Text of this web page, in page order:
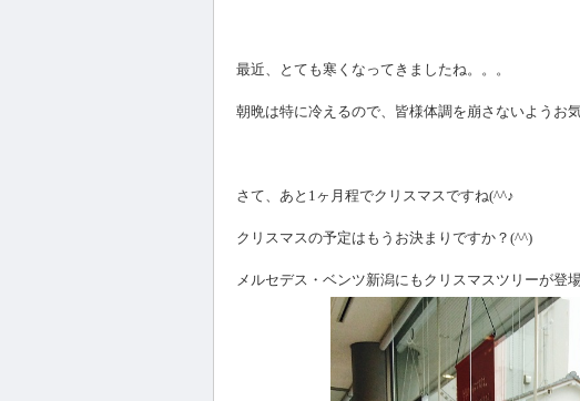
最近、とても寒くなってきましたね。。。
朝晩は特に冷えるので、皆様体調を崩さないようお
さて、あと1ヶ月程でクリスマスですね(^^♪
クリスマスの予定はもうお決まりですか？(^^)
メルセデス・ベンツ新潟にもクリスマスツリーが登